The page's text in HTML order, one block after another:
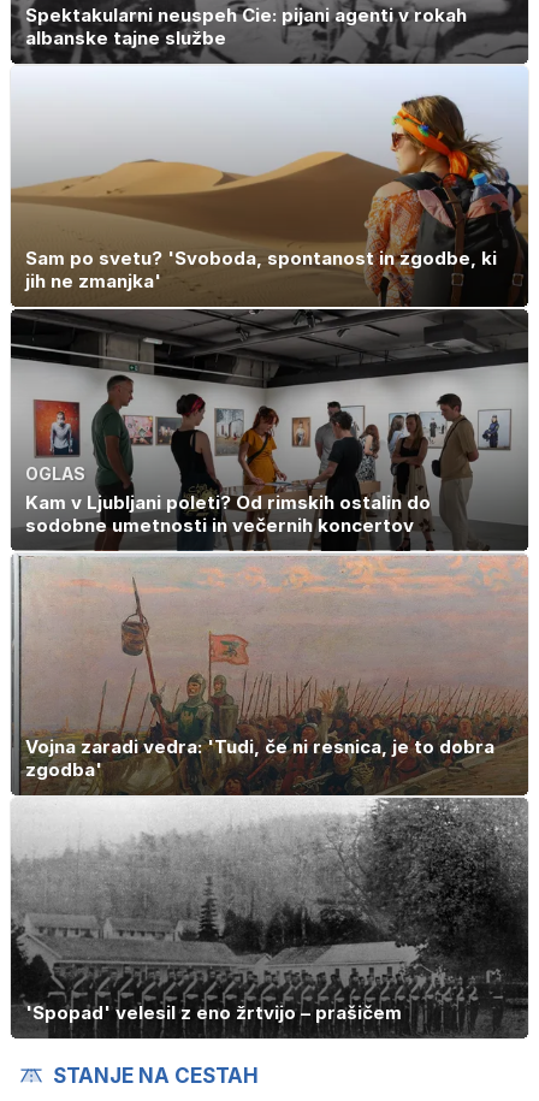
Spektakularni neuspeh Cie: pijani agenti v rokah
albanske tajne službe
Sam po svetu? 'Svoboda, spontanost in zgodbe, ki
jih ne zmanjka'
OGLAS
Kam v Ljubljani poleti? Od rimskih ostalin do
sodobne umetnosti in večernih koncertov
Vojna zaradi vedra: 'Tudi, če ni resnica, je to dobra
zgodba'
'Spopad' velesil z eno žrtvijo – prašičem
STANJE NA CESTAH